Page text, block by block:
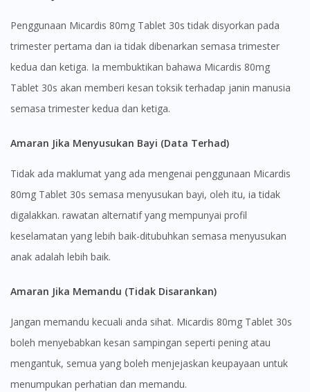
Penggunaan Micardis 80mg Tablet 30s tidak disyorkan pada
trimester pertama dan ia tidak dibenarkan semasa trimester
kedua dan ketiga. Ia membuktikan bahawa Micardis 80mg
Tablet 30s akan memberi kesan toksik terhadap janin manusia
semasa trimester kedua dan ketiga.
Amaran Jika Menyusukan Bayi (Data Terhad)
Tidak ada maklumat yang ada mengenai penggunaan Micardis
80mg Tablet 30s semasa menyusukan bayi, oleh itu, ia tidak
digalakkan. rawatan alternatif yang mempunyai profil
keselamatan yang lebih baik-ditubuhkan semasa menyusukan
anak adalah lebih baik.
Amaran Jika Memandu (Tidak Disarankan)
Jangan memandu kecuali anda sihat. Micardis 80mg Tablet 30s
boleh menyebabkan kesan sampingan seperti pening atau
mengantuk, semua yang boleh menjejaskan keupayaan untuk
menumpukan perhatian dan memandu.